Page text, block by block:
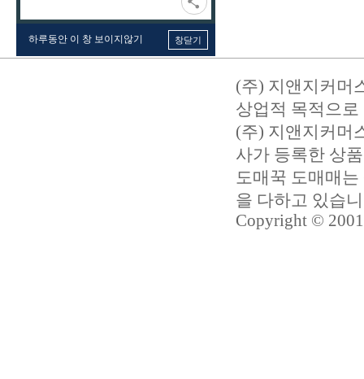
하루동안 이 창 보이지않기 창닫기
(주) 지앤지커머
상업적 목적으
(주) 지앤지커머
사가 등록한 상
도매꾹 도매매
을 다하고 있습
Copyright ©